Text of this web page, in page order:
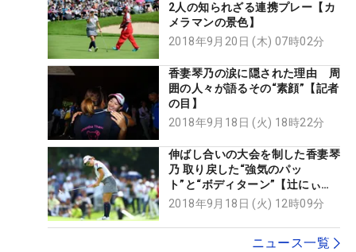
2人の知られざる連携プレー【カ
メラマンの景色】
2018年9月20日 (木) 07時02分
香妻琴乃の涙に隠された理由 周
囲の人々が語るその“素顔”【記者
の目】
2018年9月18日 (火) 18時22分
伸ばし合いの大会を制した香妻琴
乃 取り戻した“強気のパッ
ト”と“ボディターン”【辻にぃ見
聞】
2018年9月18日 (火) 12時09分
ニュース一覧